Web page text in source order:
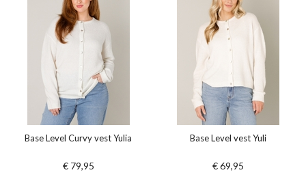
Base Level Curvy vest Yulia
€ 79,95
Base Level vest Yuli
€ 69,95